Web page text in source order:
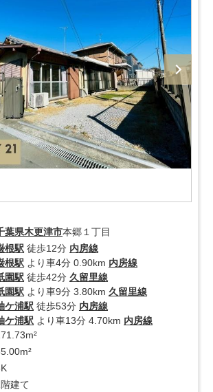
葉県木更津市本郷１丁目
根駅 徒歩12分 内房線
根駅 より車4分 0.90km 内房線
園駅 徒歩42分 久留里線
園駅 より車9分 3.80km 久留里線
ケ浦駅 徒歩53分 内房線
ケ浦駅 より車13分 4.70km 内房線
建て